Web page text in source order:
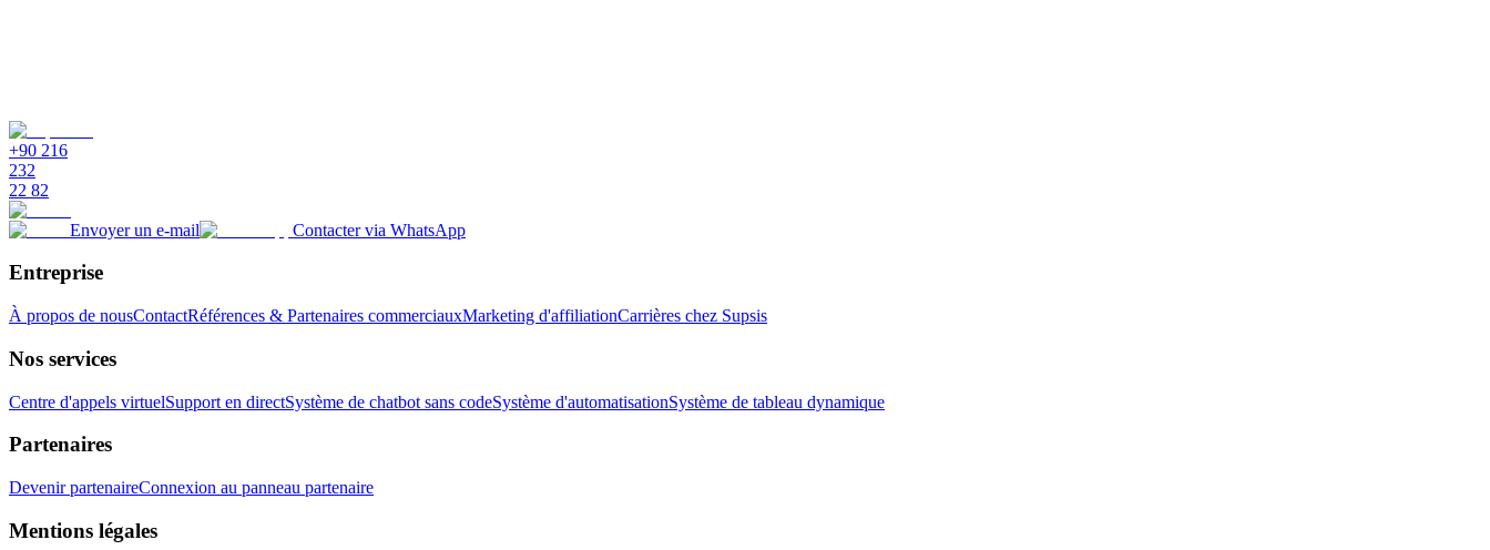
+90 216
232
22 82
Envoyer un e-mail Contacter via WhatsApp
Entreprise
À propos de nousContactRéférences & Partenaires commerciauxMarketing d'affiliationCarrières chez Supsis
Nos services
Centre d'appels virtuelSupport en directSystème de chatbot sans codeSystème d'automatisationSystème de tableau dynamique
Partenaires
Devenir partenaireConnexion au panneau partenaire
Mentions légales